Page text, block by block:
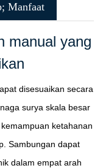
Manfaat
manual yang
disesuaikan secara
surya skala besar
ketahanan
Sambungan dapat
dalam empat arah